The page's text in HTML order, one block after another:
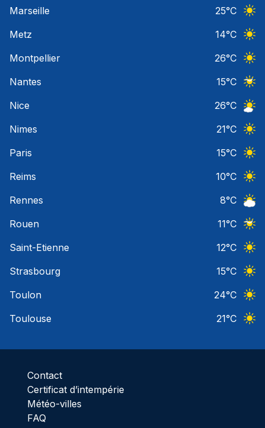
Marseille
25°C
Metz
14°C
Montpellier
26°C
Nantes
15°C
Nice
26°C
Nimes
21°C
Paris
15°C
Reims
10°C
Rennes
8°C
Rouen
11°C
Saint-Etienne
12°C
Strasbourg
15°C
Toulon
24°C
Toulouse
21°C
Contact
Certificat d’intempérie
Météo-villes
FAQ